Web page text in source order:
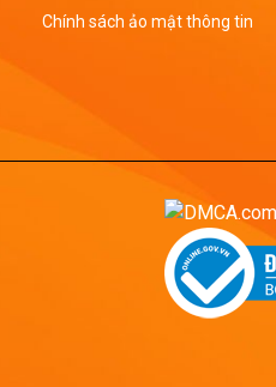
Chính sách ảo mật thông tin